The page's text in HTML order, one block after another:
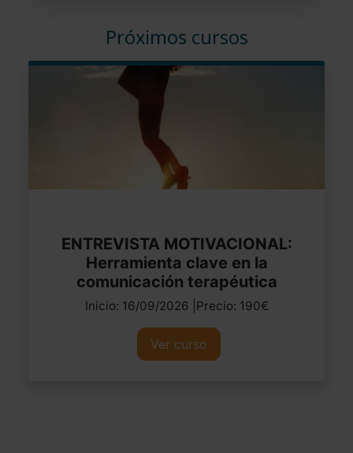
Próximos cursos
ENTREVISTA MOTIVACIONAL:
Herramienta clave en la
comunicación terapéutica
Inicio: 16/09/2026 |Precio: 190€
Ver curso